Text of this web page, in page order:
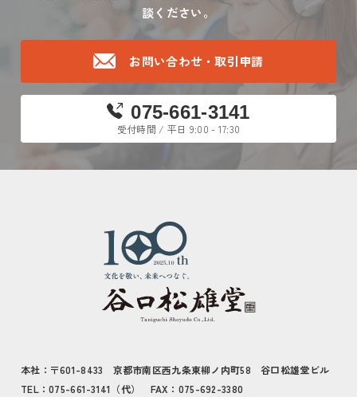
談ください。
お問い合わせ・取引申請
075-661-3141
受付時間 / 平日 9:00 - 17:30
本社：〒601-8433 京都市南区西九条東柳ノ内町58 谷口松雄堂ビル
TEL：075-661-3141（代） FAX：075-692-3380